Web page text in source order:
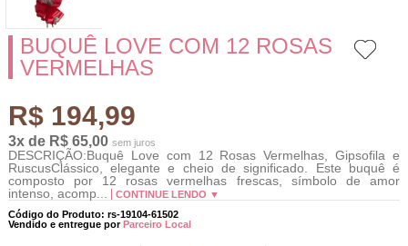
BUQUÊ LOVE COM 12 ROSAS
VERMELHAS
R$ 194,99
3x de R$ 65,00 sem juros
DESCRIÇÃO:Buquê Love com 12 Rosas Vermelhas, Gipsofila e
RuscusClássico, elegante e cheio de significado. Este buquê é
composto por 12 rosas vermelhas frescas, símbolo de amor
intenso, acomp...
CONTINUE LENDO ▼
Código do Produto: rs-19104-61502
Vendido e entregue porParceiro Local